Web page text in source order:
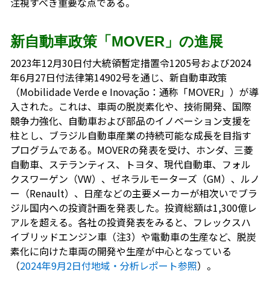
新自動車政策「MOVER」の進展
2023年12月30日付大統領暫定措置令1205号および2024
年6月27日付法律第14902号を通じ、新自動車政策
（Mobilidade Verde e Inovação：通称「MOVER」）が導
入された。これは、車両の脱炭素化や、技術開発、国際
競争力強化、自動車および部品のイノベーション支援を
柱とし、ブラジル自動車産業の持続可能な成長を目指す
プログラムである。MOVERの発表を受け、ホンダ、三菱
自動車、ステランティス、トヨタ、現代自動車、フォル
クスワーゲン（VW）、ゼネラルモーターズ（GM）、ルノ
ー（Renault）、日産などの主要メーカーが相次いでブラ
ジル国内への投資計画を発表した。投資総額は1,300億レ
アルを超える。各社の投資発表をみると、フレックスハ
イブリッドエンジン車（注3）や電動車の生産など、脱炭
素化に向けた車両の開発や生産が中心となっている
（2024年9月2日付地域・分析レポート参照）。